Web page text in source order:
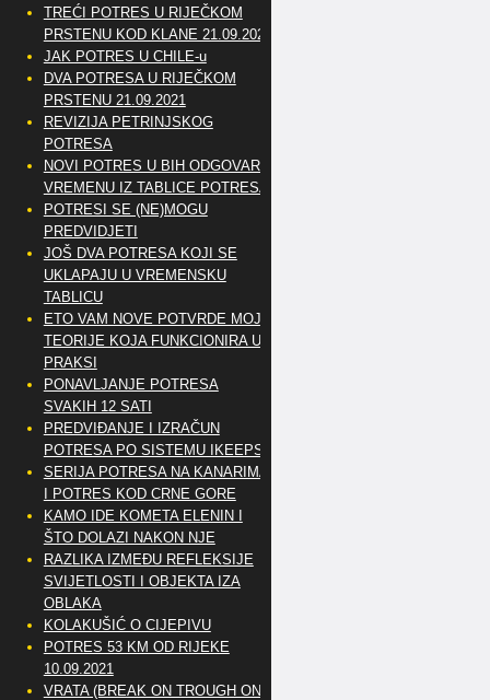
TREĆI POTRES U RIJEČKOM
PRSTENU KOD KLANE 21.09.2021
JAK POTRES U CHILE-u
DVA POTRESA U RIJEČKOM
PRSTENU 21.09.2021
REVIZIJA PETRINJSKOG
POTRESA
NOVI POTRES U BIH ODGOVARA
VREMENU IZ TABLICE POTRESA
POTRESI SE (NE)MOGU
PREDVIDJETI
JOŠ DVA POTRESA KOJI SE
UKLAPAJU U VREMENSKU
TABLICU
ETO VAM NOVE POTVRDE MOJE
TEORIJE KOJA FUNKCIONIRA U
PRAKSI
PONAVLJANJE POTRESA
SVAKIH 12 SATI
PREDVIĐANJE I IZRAČUN
POTRESA PO SISTEMU IKEEPS
SERIJA POTRESA NA KANARIMA
I POTRES KOD CRNE GORE
KAMO IDE KOMETA ELENIN I
ŠTO DOLAZI NAKON NJE
RAZLIKA IZMEĐU REFLEKSIJE
SVIJETLOSTI I OBJEKTA IZA
OBLAKA
KOLAKUŠIĆ O CIJEPIVU
POTRES 53 KM OD RIJEKE
10.09.2021
VRATA (BREAK ON TROUGH ON